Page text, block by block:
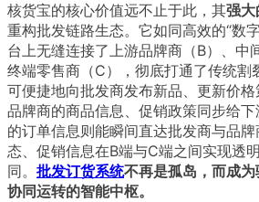
核货宝的核心价值远不止于此，其强大
重构批发链路生态。它如同高效的“数
台上无缝连接了上游品牌商（B）、中
终端零售商（C），彻底打通了传统割
可便捷地向批发商发布新品、更新价
品牌商的商品信息、促销政策同步给
的订单信息则能瞬间直达批发商与品
态、促销信息在B端与C端之间实现透
同。 批发订货系统不再是孤岛，而成
协同运转的智能中枢。